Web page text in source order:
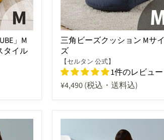
」M
タイル
三角ビーズクッション Mサイ
ズ
【セルタン 公式】
1件のレビュー
¥4,490(税込・送料込)